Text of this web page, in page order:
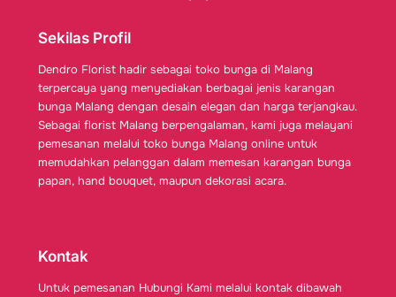
Sekilas Profil
Dendro Florist hadir sebagai toko bunga di Malang
terpercaya yang menyediakan berbagai jenis karangan
bunga Malang dengan desain elegan dan harga terjangkau.
Sebagai florist Malang berpengalaman, kami juga melayani
pemesanan melalui toko bunga Malang online untuk
memudahkan pelanggan dalam memesan karangan bunga
papan, hand bouquet, maupun dekorasi acara.
Kontak
Untuk pemesanan Hubungi Kami melalui kontak dibawah